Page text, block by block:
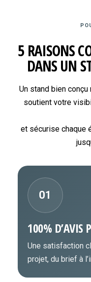
5 RAISONS
DANS UN
Un stand bien conçu
soutient votre
et sécurise chaque
01
100% D’AVIS
Une satisfaction
projet, du brief à